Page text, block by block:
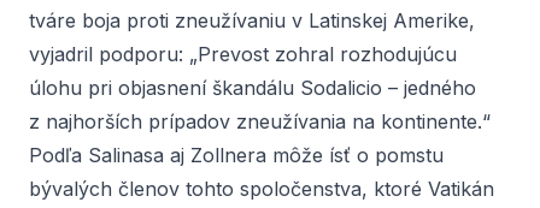
tváre boja proti zneužívaniu v Latinskej Amerike,
vyjadril podporu: „Prevost zohral rozhodujúcu
úlohu pri objasnení škandálu Sodalicio – jedného
z najhorších prípadov zneužívania na kontinente.“
Podľa Salinasa aj Zollnera môže ísť o pomstu
bývalých členov tohto spoločenstva, ktoré Vatikán